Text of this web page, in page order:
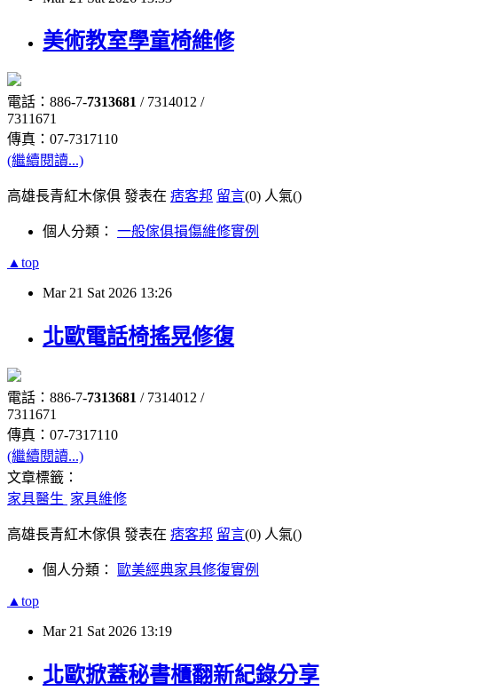
美術教室學童椅維修
電話：886-7-7313681 / 7314012 /
7311671
傳真：07-7317110
(繼續閱讀...)
高雄長青紅木傢俱 發表在 痞客邦 留言(0) 人氣()
個人分類： 一般傢俱損傷維修實例
▲top
Mar 21 Sat 2026 13:26
北歐電話椅搖晃修復
電話：886-7-7313681 / 7314012 /
7311671
傳真：07-7317110
(繼續閱讀...)
文章標籤：
家具醫生 家具維修
高雄長青紅木傢俱 發表在 痞客邦 留言(0) 人氣()
個人分類： 歐美經典家具修復實例
▲top
Mar 21 Sat 2026 13:19
北歐掀蓋秘書櫃翻新紀錄分享